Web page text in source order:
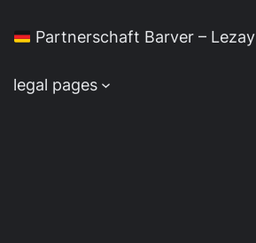
Partnerschaft Barver – Lezay
legal pages